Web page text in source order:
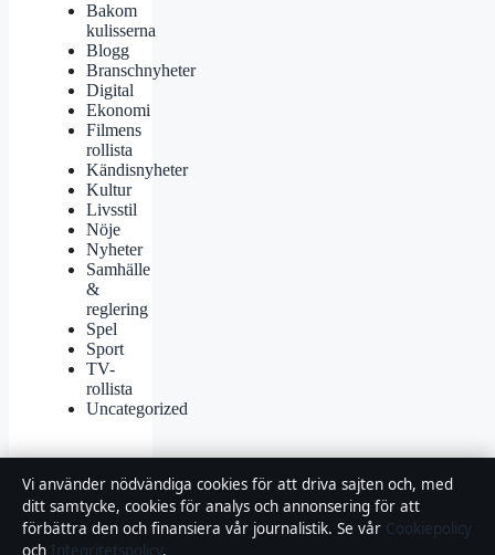
Bakom
kulisserna
Blogg
Branschnyheter
Digital
Ekonomi
Filmens
rollista
Kändisnyheter
Kultur
Livsstil
Nöje
Nyheter
Samhälle
&
reglering
Spel
Sport
TV-
rollista
Uncategorized
© 2026 Samhällsbevakning
Vi använder nödvändiga cookies för att driva sajten och, med
ditt samtycke, cookies för analys och annonsering för att
förbättra den och finansiera vår journalistik. Se vår Cookiepolicy
och Integritetspolicy.